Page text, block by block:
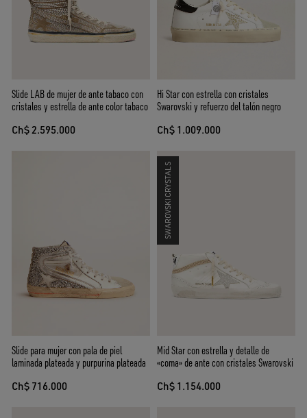
Slide LAB de mujer de ante tabaco con
cristales y estrella de ante color tabaco
Ch$ 2.595.000
Hi Star con estrella con cristales
Swarovski y refuerzo del talón negro
Ch$ 1.009.000
Slide para mujer con pala de piel
laminada plateada y purpurina plateada
Ch$ 716.000
SWAROVSKI CRYSTALS
Mid Star con estrella y detalle de
«coma» de ante con cristales Swarovski
Ch$ 1.154.000